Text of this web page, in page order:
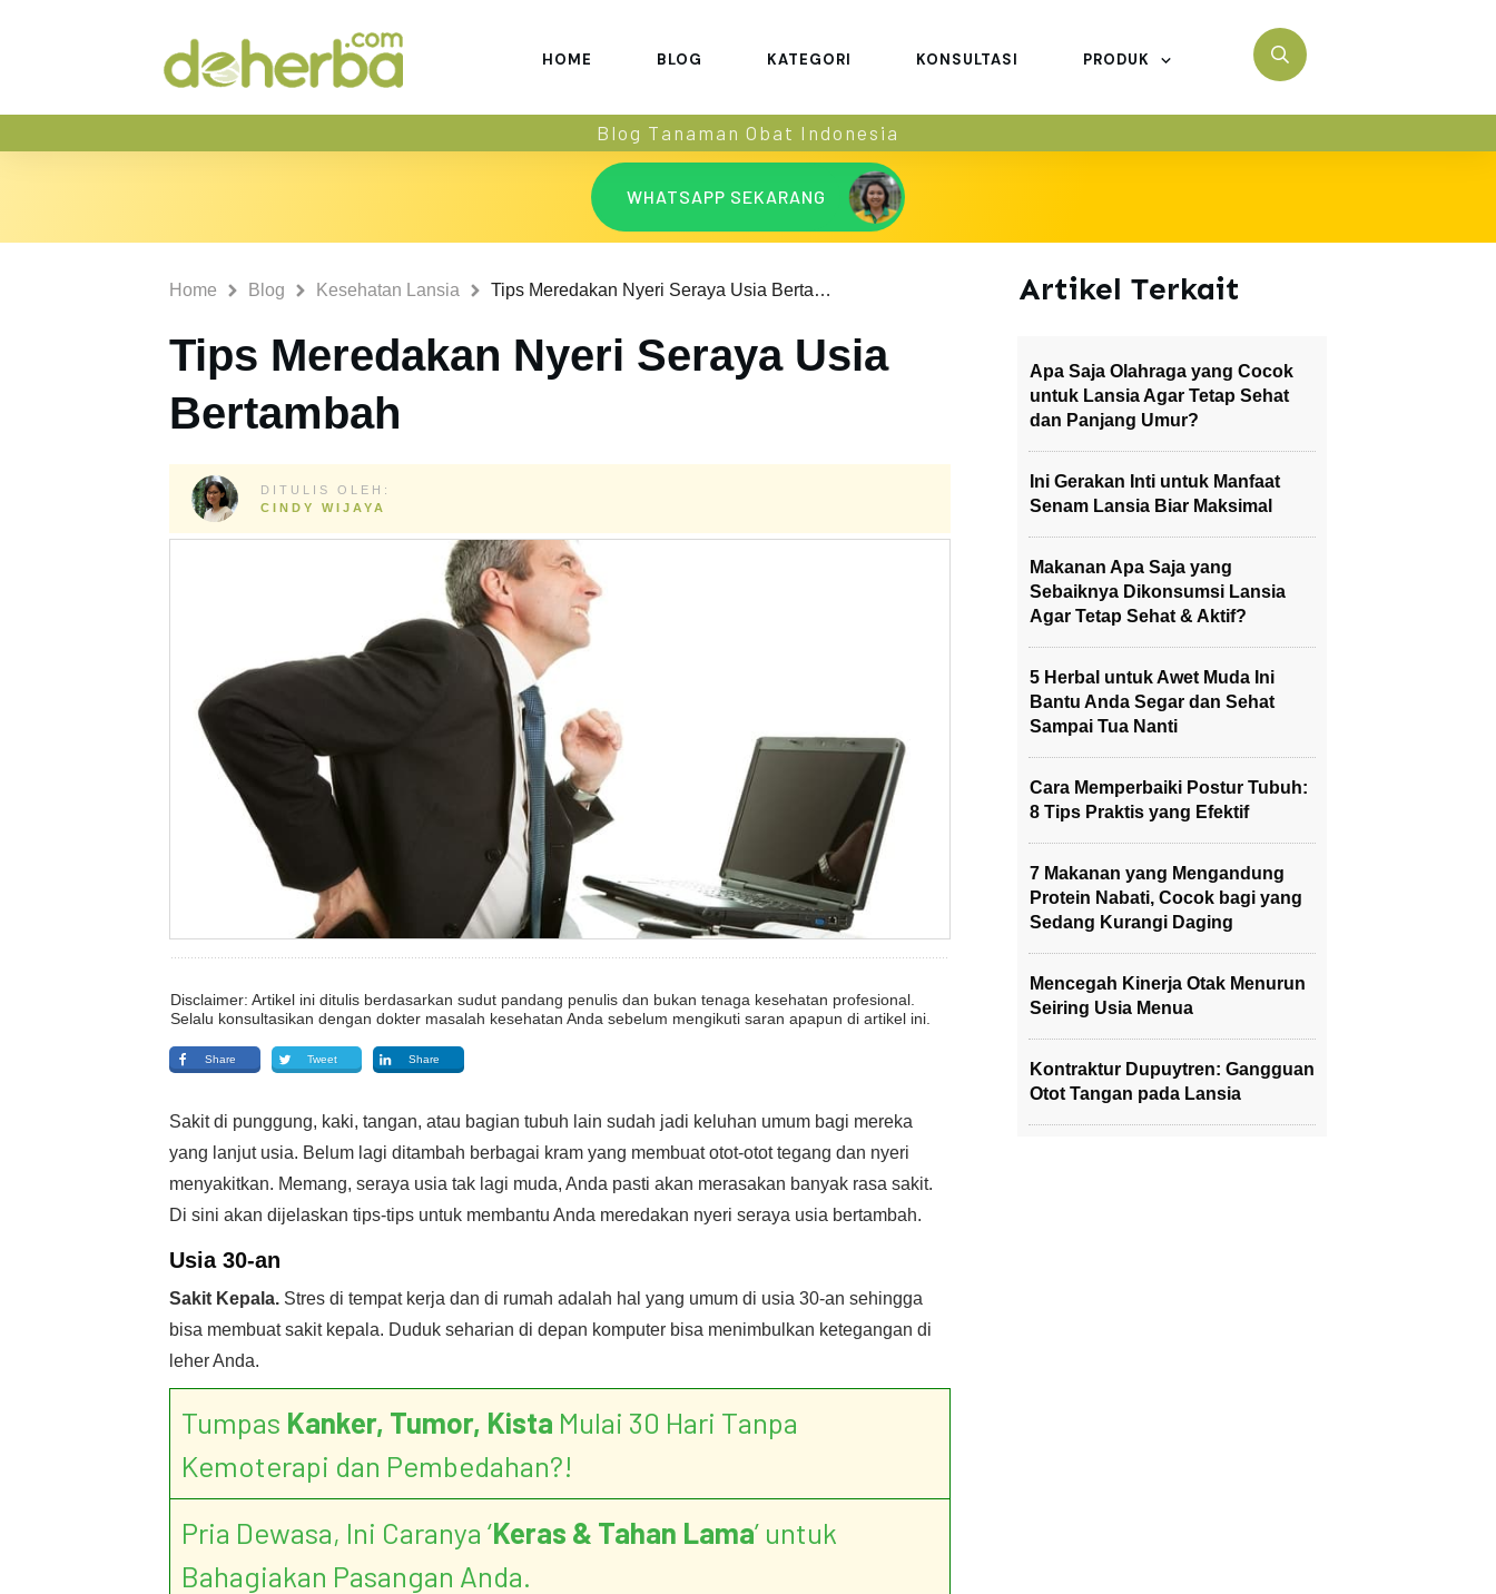
HOME BLOG KATEGORI KONSULTASI PRODUK
Blog Tanaman Obat Indonesia
WHATSAPP SEKARANG
Home Blog Kesehatan Lansia Tips Meredakan Nyeri Seraya Usia Bertambah
Tips Meredakan Nyeri Seraya Usia
Bertambah
DITULIS OLEH:
CINDY WIJAYA
Disclaimer: Artikel ini ditulis berdasarkan sudut pandang penulis dan bukan tenaga kesehatan profesional.
Selalu konsultasikan dengan dokter masalah kesehatan Anda sebelum mengikuti saran apapun di artikel ini.
Share Tweet Share
Sakit di punggung, kaki, tangan, atau bagian tubuh lain sudah jadi keluhan umum bagi mereka
yang lanjut usia. Belum lagi ditambah berbagai kram yang membuat otot-otot tegang dan nyeri
menyakitkan. Memang, seraya usia tak lagi muda, Anda pasti akan merasakan banyak rasa sakit.
Di sini akan dijelaskan tips-tips untuk membantu Anda meredakan nyeri seraya usia bertambah.
Usia 30-an
Sakit Kepala. Stres di tempat kerja dan di rumah adalah hal yang umum di usia 30-an sehingga
bisa membuat sakit kepala. Duduk seharian di depan komputer bisa menimbulkan ketegangan di
leher Anda.
Tumpas Kanker, Tumor, Kista Mulai 30 Hari Tanpa
Kemoterapi dan Pembedahan?!
Pria Dewasa, Ini Caranya ‘Keras & Tahan Lama’ untuk
Bahagiakan Pasangan Anda.
Artikel Terkait
Apa Saja Olahraga yang Cocok
untuk Lansia Agar Tetap Sehat
dan Panjang Umur?
Ini Gerakan Inti untuk Manfaat
Senam Lansia Biar Maksimal
Makanan Apa Saja yang
Sebaiknya Dikonsumsi Lansia
Agar Tetap Sehat & Aktif?
5 Herbal untuk Awet Muda Ini
Bantu Anda Segar dan Sehat
Sampai Tua Nanti
Cara Memperbaiki Postur Tubuh:
8 Tips Praktis yang Efektif
7 Makanan yang Mengandung
Protein Nabati, Cocok bagi yang
Sedang Kurangi Daging
Mencegah Kinerja Otak Menurun
Seiring Usia Menua
Kontraktur Dupuytren: Gangguan
Otot Tangan pada Lansia